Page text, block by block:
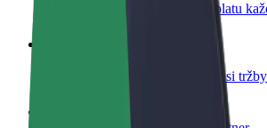
Doručujte jídlo a dostávejte výplatu
Oslovte více zákazníků a zvyšte si tržby